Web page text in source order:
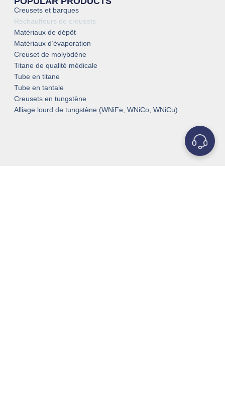
Creusets et barques
Réchauffeurs de creusets
Matériaux de dépôt
Matériaux d’évaporation
Creuset de molybdène
Titane de qualité médicale
Tube en titane
Tube en tantale
Creusets en tungstène
Alliage lourd de tungstène (WNiFe, WNiCo, WNiCu)